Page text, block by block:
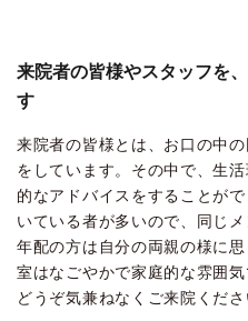
来院者の皆様やスタッフを
す
来院者の皆様とは、お口の中
をしています。その中で、生
的なアドバイスをすることが
いている者が多いので、同じ
年配の方は自分の両親の様に
室はなごやかで家庭的な雰囲気
どうぞ気兼ねなくご来院くださ